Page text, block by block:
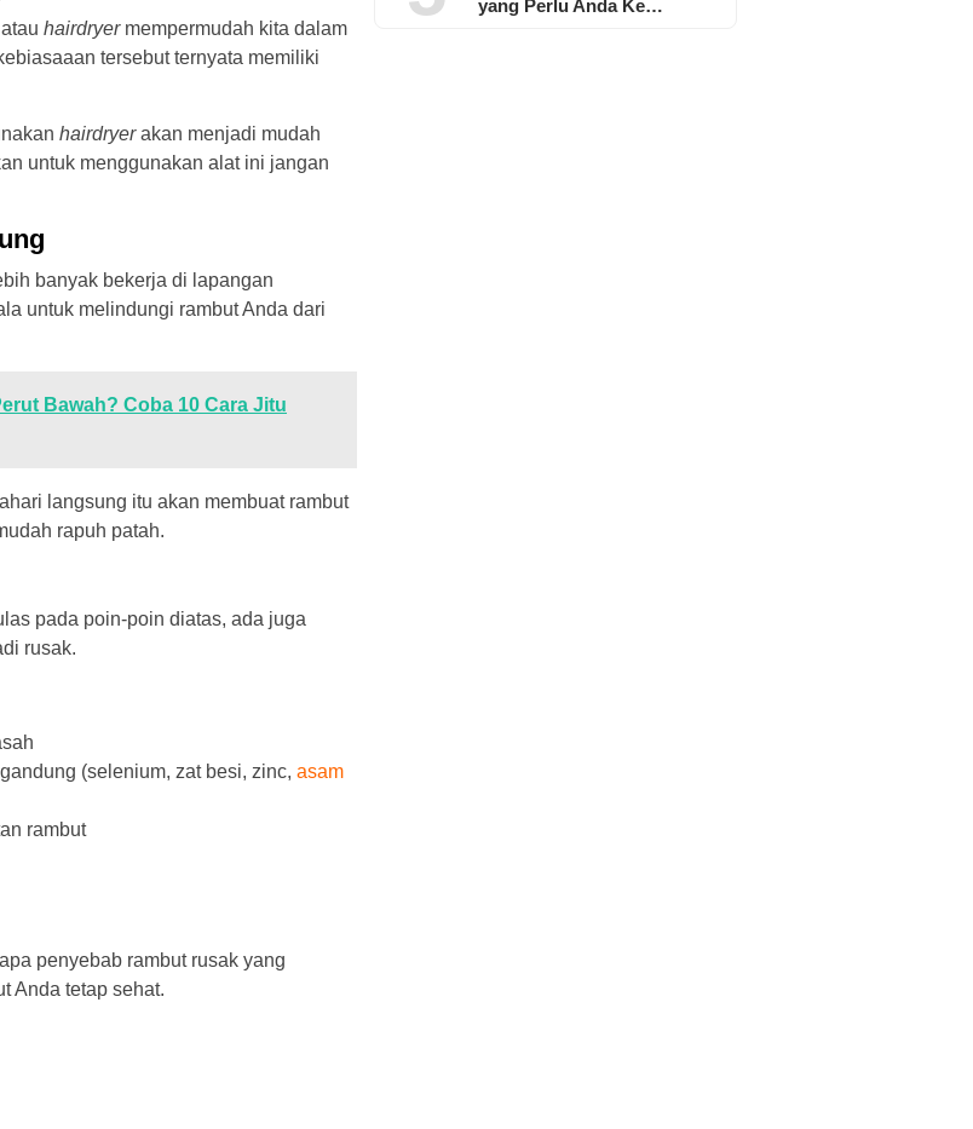
hairdryermempermudah kita dalam
tersebut ternyata memiliki
hairdryerakan menjadi mudah
untuk menggunakan alat ini jangan
banyak bekerja di lapangan
untuk melindungi rambut Anda dari
Bawah? Coba 10 Cara Jitu
langsung itu akan membuat rambut
rapuh patah.
pada poin-poin diatas, ada juga
rusak.
(selenium, zat besi, zinc, asam
rambut
penyebab rambut rusak yang
Anda tetap sehat.
yang Perlu Anda Ke…